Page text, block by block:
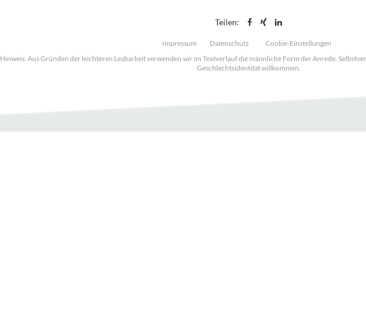
Teilen:
Impressum Datenschutz
Cookie-Einstellungen
Hinweis: Aus Gründen der leichteren Lesbarkeit verwenden wir im Textverlauf die männliche Form der Anrede.
Geschlechtsidentität willkommen.